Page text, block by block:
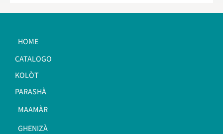
HOME
CATALOGO
KOLÒT
PARASHÀ
MAAMÀR
GHENIZÀ